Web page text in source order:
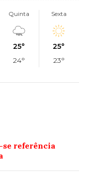
Quinta
25°
24°
Sexta
25°
23°
se referência